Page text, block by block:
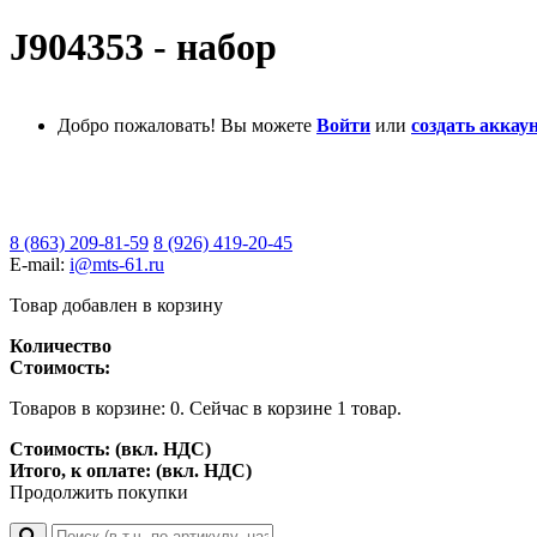
J904353 - набор
Добро пожаловать! Вы можете Войти или создать
8 (863) 209-81-59 8 (926) 419-20-45
E-mail: i@mts-61.ru
Товар добавлен в корзину
Количество
Стоимость:
Товаров в корзине: 0. Сейчас в корзине 1 товар.
Стоимость: (вкл. НДС)
Итого, к оплате: (вкл. НДС)
Продолжить покупки